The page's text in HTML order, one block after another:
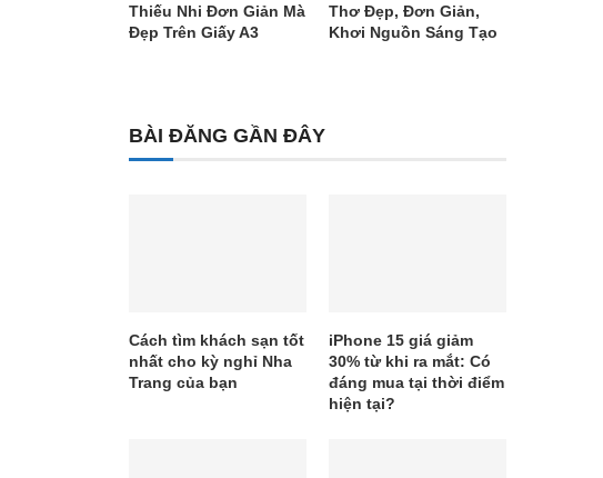
Thiếu Nhi Đơn Giản Mà
Đẹp Trên Giấy A3
Thơ Đẹp, Đơn Giản,
Khơi Nguồn Sáng Tạo
BÀI ĐĂNG GẦN ĐÂY
Cách tìm khách sạn tốt
nhất cho kỳ nghỉ Nha
Trang của bạn
iPhone 15 giá giảm
30% từ khi ra mắt: Có
đáng mua tại thời điểm
hiện tại?